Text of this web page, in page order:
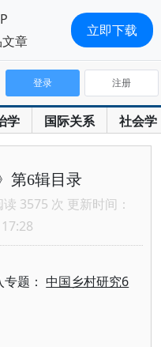
学 国际关系 社会学
登录 注册
第6辑目录
3575 次 更新时间：
专题：中国乡村研究6
章
立即下载